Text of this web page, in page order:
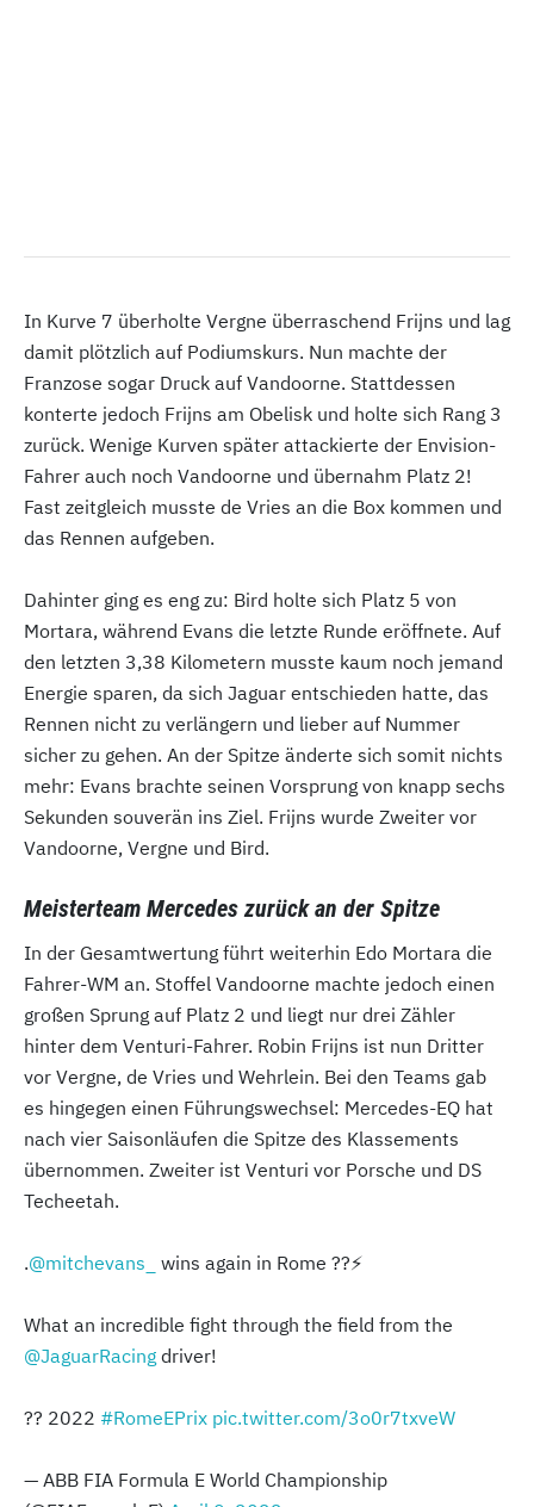
In Kurve 7 überholte Vergne überraschend Frijns und lag
damit plötzlich auf Podiumskurs. Nun machte der
Franzose sogar Druck auf Vandoorne. Stattdessen
konterte jedoch Frijns am Obelisk und holte sich Rang 3
zurück. Wenige Kurven später attackierte der Envision-
Fahrer auch noch Vandoorne und übernahm Platz 2!
Fast zeitgleich musste de Vries an die Box kommen und
das Rennen aufgeben.
Dahinter ging es eng zu: Bird holte sich Platz 5 von
Mortara, während Evans die letzte Runde eröffnete. Auf
den letzten 3,38 Kilometern musste kaum noch jemand
Energie sparen, da sich Jaguar entschieden hatte, das
Rennen nicht zu verlängern und lieber auf Nummer
sicher zu gehen. An der Spitze änderte sich somit nichts
mehr: Evans brachte seinen Vorsprung von knapp sechs
Sekunden souverän ins Ziel. Frijns wurde Zweiter vor
Vandoorne, Vergne und Bird.
Meisterteam Mercedes zurück an der Spitze
In der Gesamtwertung führt weiterhin Edo Mortara die
Fahrer-WM an. Stoffel Vandoorne machte jedoch einen
großen Sprung auf Platz 2 und liegt nur drei Zähler
hinter dem Venturi-Fahrer. Robin Frijns ist nun Dritter
vor Vergne, de Vries und Wehrlein. Bei den Teams gab
es hingegen einen Führungswechsel: Mercedes-EQ hat
nach vier Saisonläufen die Spitze des Klassements
übernommen. Zweiter ist Venturi vor Porsche und DS
Techeetah.
.@mitchevans_ wins again in Rome ??⚡️
What an incredible fight through the field from the
@JaguarRacing driver!
?? 2022 #RomeEPrix pic.twitter.com/3o0r7txveW
— ABB FIA Formula E World Championship